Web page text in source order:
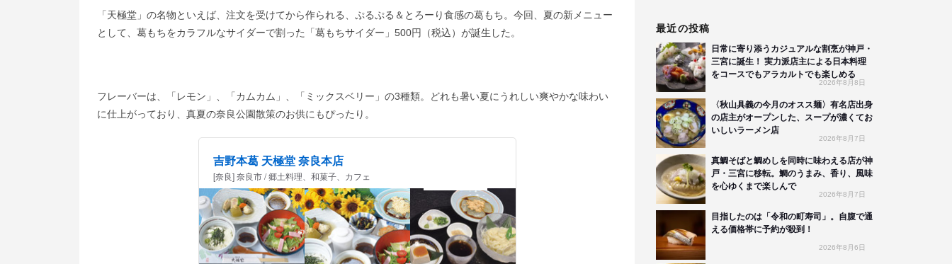
「天極堂」の名物といえば、注文を受けてから作られる、ぷるぷる＆とろーり食感の葛もち。今回、夏の新メニュー
として、葛もちをカラフルなサイダーで割った「葛もちサイダー」500円（税込）が誕生した。
フレーバーは、「レモン」、「カムカム」、「ミックスベリー」の3種類。どれも暑い夏にうれしい爽やかな味わい
に仕上がっており、真夏の奈良公園散策のお供にもぴったり。
吉野本葛 天極堂 奈良本店
[奈良] 奈良市 / 郷土料理、和菓子、カフェ
最近の投稿
日常に寄り添うカジュアルな割烹が神戸・
三宮に誕生！ 実力派店主による日本料理
をコースでもアラカルトでも楽しめる
2026年8月8日
〈秋山具義の今月のオスス麺〉有名店出身
の店主がオープンした、スープが濃くてお
いしいラーメン店
2026年8月7日
真鯛そばと鯛めしを同時に味わえる店が神
戸・三宮に移転。鯛のうまみ、香り、風味
を心ゆくまで楽しんで
2026年8月7日
目指したのは「令和の町寿司」。自腹で通
える価格帯に予約が殺到！
2026年8月6日